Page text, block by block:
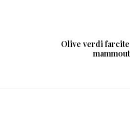
Olive verdi